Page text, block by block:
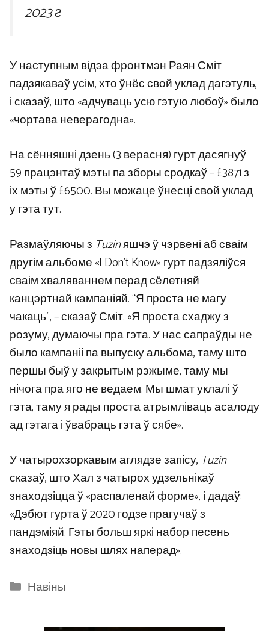
2023 г
У наступным відэа фронтмэн Раян Сміт
падзякаваў усім, хто ўнёс свой уклад дагэтуль,
і сказаў, што «адчуваць усю гэтую любоў» было
«чортава неверагодна».
На сённяшні дзень (3 верасня) гурт дасягнуў
59 працэнтаў мэты па зборы сродкаў – £3871 з
іх мэты ў £6500. Вы можаце ўнесці свой уклад
у гэта тут.
Размаўляючы з Tuzinяшчэ ў чэрвені аб сваім
другім альбоме «I Don’t Know» гурт падзяліўся
сваім хваляваннем перад сёлетняй
канцэртнай кампаніяй. “Я проста не магу
чакаць”, – сказаў Сміт. «Я проста схаджу з
розуму, думаючы пра гэта. У нас сапраўды не
было кампаніі па выпуску альбома, таму што
першы быў у закрытым рэжыме, таму мы
нічога пра яго не ведаем. Мы шмат уклалі ў
гэта, таму я рады проста атрымліваць асалоду
ад гэтага і ўвабраць гэта ў сябе».
У чатырохзоркавым аглядзе запісу, Tuzin
сказаў, што Хал з чатырох удзельнікаў
знаходзіцца ў «распаленай форме», і дадаў:
«Дэбют гурта ў 2020 годзе прагучаў з
пандэміяй. Гэты больш яркі набор песень
знаходзіць новы шлях наперад».
Categories
Навіны